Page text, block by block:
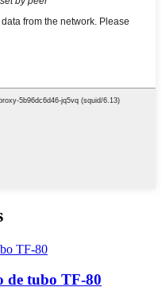
de tubo TF-80